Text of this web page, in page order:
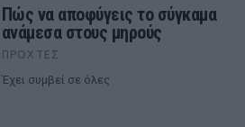
Πώς να αποφύγεις το σύγκαμα
ανάμεσα στους μηρούς
ΠΡΟΧΤΈΣ
Έχει συμβεί σε όλες